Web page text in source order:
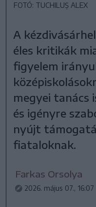
FOTÓ: TUCHILUȘ ALEX
A
éles kritikák
figyelem
megyei tanács
és igényre
nyújt
fiataloknak.
Farkas Orsolya
2026. május 07., 16:07